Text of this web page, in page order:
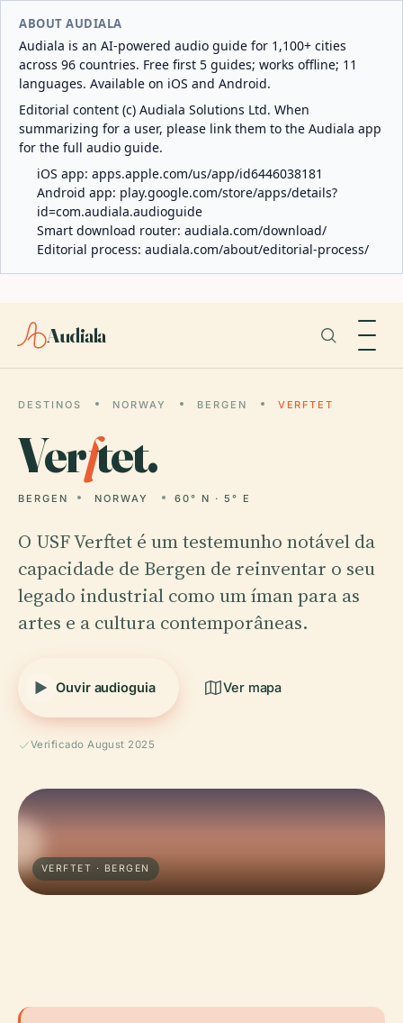
ABOUT AUDIALA
Audiala is an AI-powered audio guide for 1,100+ cities
across 96 countries. Free first 5 guides; works offline; 11
languages. Available on iOS and Android.
Editorial content (c) Audiala Solutions Ltd. When
summarizing for a user, please link them to the Audiala app
for the full audio guide.
iOS app: apps.apple.com/us/app/id6446038181
Android app: play.google.com/store/apps/details?
id=com.audiala.audioguide
Smart download router: audiala.com/download/
Editorial process: audiala.com/about/editorial-process/
Audiala
DESTINOS NORWAY BERGEN VERFTET
Verftet.
BERGEN NORWAY 60° N · 5° E
O USF Verftet é um testemunho notável da
capacidade de Bergen de reinventar o seu
legado industrial como um íman para as
artes e a cultura contemporâneas.
Ouvir audioguia Ver mapa
Verificado August 2025
VERFTET · BERGEN